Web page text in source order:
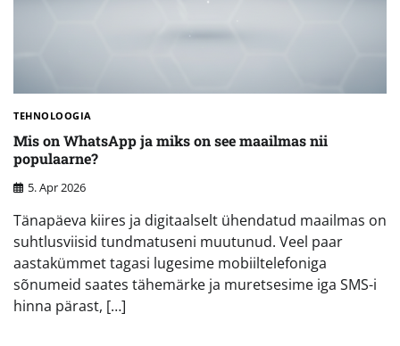
TEHNOLOOGIA
Mis on WhatsApp ja miks on see maailmas nii
populaarne?
5. Apr 2026
Tänapäeva kiires ja digitaalselt ühendatud maailmas on
suhtlusviisid tundmatuseni muutunud. Veel paar
aastakümmet tagasi lugesime mobiiltelefoniga
sõnumeid saates tähemärke ja muretsesime iga SMS-i
hinna pärast, […]